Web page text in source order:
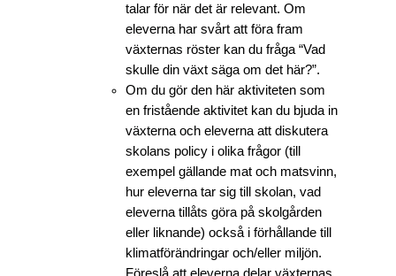
talar för när det är relevant. Om
eleverna har svårt att föra fram
växternas röster kan du fråga “Vad
skulle din växt säga om det här?”.
Om du gör den här aktiviteten som
en fristående aktivitet kan du bjuda in
växterna och eleverna att diskutera
skolans policy i olika frågor (till
exempel gällande mat och matsvinn,
hur eleverna tar sig till skolan, vad
eleverna tillåts göra på skolgården
eller liknande) också i förhållande till
klimatförändringar och/eller miljön.
Föreslå att eleverna delar växternas